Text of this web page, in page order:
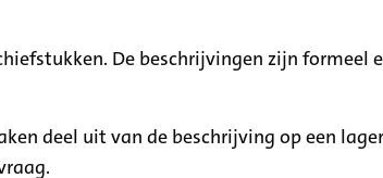
De beschrijvingen zijn formeel
deel uit van de beschrijving op een